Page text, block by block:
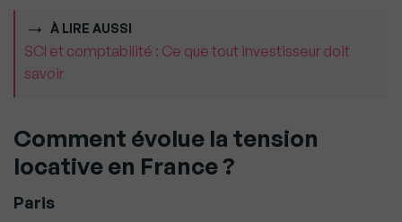
À LIRE AUSSI
SCI et comptabilité : Ce que tout investisseur doit
savoir
Comment évolue la tension
locative en France ?
Paris